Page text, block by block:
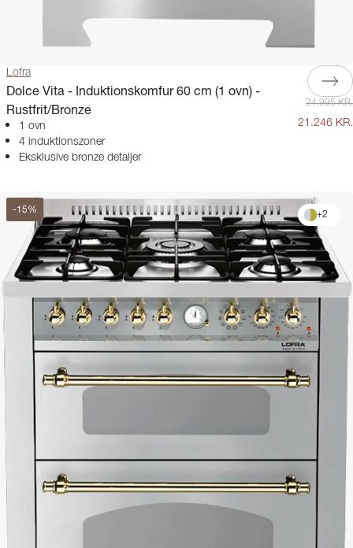
Lofra
Dolce Vita - Induktionskomfur 60 cm (1 ovn) -
Rustfrit/Bronze
1 ovn
4 induktionszoner
Eksklusive bronze detaljer
24.995 KR.
21.246 KR.
-15% +2